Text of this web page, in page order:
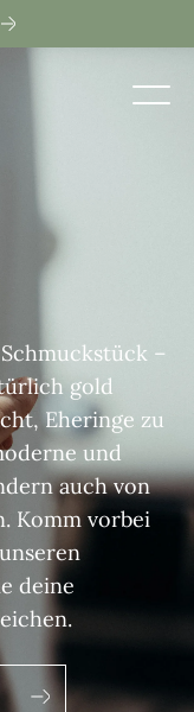
–
gold
Eheringe zu
und
auch von
Komm vorbei
deine